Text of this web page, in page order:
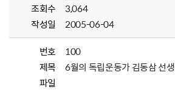
조회수
3,064
작성일
2005-06-04
번호
100
제목
6월의 독립운동가 김동삼 선생
파일